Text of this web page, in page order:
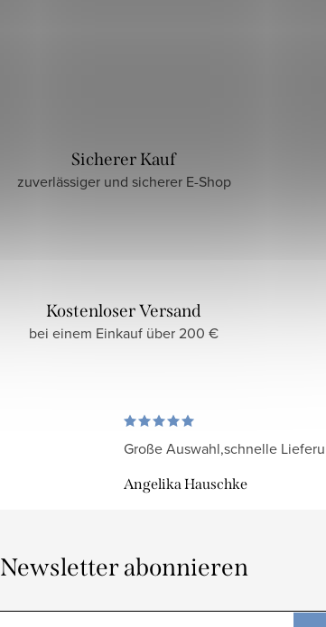
Sicherer Kauf
zuverlässiger und sicherer E-Shop
Kostenloser Versand
bei einem Einkauf über 200 €
Große Auswahl,schnelle
Angelika Hauschke
Newsletter abonnieren